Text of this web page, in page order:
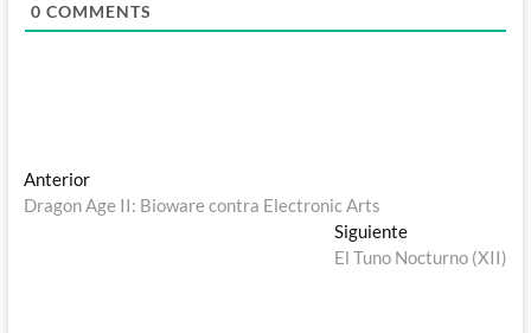
0 COMMENTS
Navegación
de
AnteriorEntrada
anterior:
Dragon Age II: Bioware contra Electronic Arts
SiguienteEntrada
siguiente:
El Tuno Nocturno (XII)